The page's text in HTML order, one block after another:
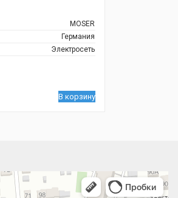
MOSER
Германия
Электросеть
В корзину